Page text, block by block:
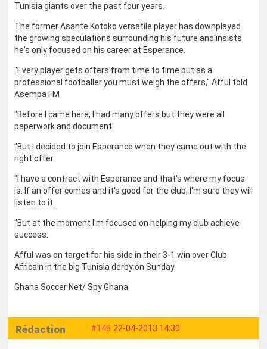
Tunisia giants over the past four years.
The former Asante Kotoko versatile player has downplayed
the growing speculations surrounding his future and insists
he's only focused on his career at Esperance.
"Every player gets offers from time to time but as a
professional footballer you must weigh the offers," Afful told
Asempa FM
"Before I came here, I had many offers but they were all
paperwork and document.
"But I decided to join Esperance when they came out with the
right offer.
"I have a contract with Esperance and that's where my focus
is. If an offer comes and it's good for the club, I'm sure they will
listen to it.
"But at the moment I'm focused on helping my club achieve
success.
Afful was on target for his side in their 3-1 win over Club
Africain in the big Tunisia derby on Sunday.
Ghana Soccer Net/ Spy Ghana
#148 22-04-2013 14:30
Rédaction